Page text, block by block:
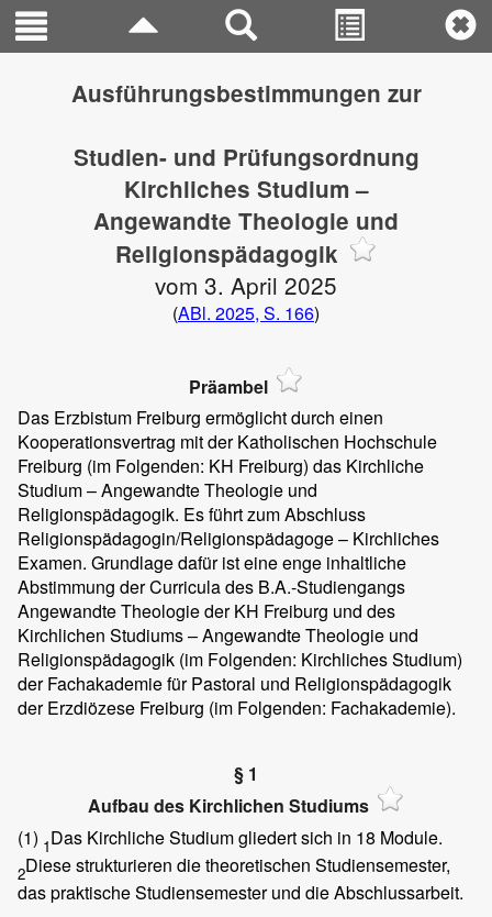
Ausführungsbestimmungen zur
Studien- und Prüfungsordnung
Kirchliches Studium –
Angewandte Theologie und
Religionspädagogik
vom 3. April 2025
(ABl. 2025, S. 166)
Präambel
Das Erzbistum Freiburg ermöglicht durch einen
Kooperationsvertrag mit der Katholischen Hochschule
Freiburg (im Folgenden: KH Freiburg) das Kirchliche
Studium – Angewandte Theologie und
Religionspädagogik. Es führt zum Abschluss
Religionspädagogin/Religionspädagoge – Kirchliches
Examen. Grundlage dafür ist eine enge inhaltliche
Abstimmung der Curricula des B.A.-Studiengangs
Angewandte Theologie der KH Freiburg und des
Kirchlichen Studiums – Angewandte Theologie und
Religionspädagogik (im Folgenden: Kirchliches Studium)
der Fachakademie für Pastoral und Religionspädagogik
der Erzdiözese Freiburg (im Folgenden: Fachakademie).
§ 1
Aufbau des Kirchlichen Studiums
(1) 1Das Kirchliche Studium gliedert sich in 18 Module.
2Diese strukturieren die theoretischen Studiensemester,
das praktische Studiensemester und die Abschlussarbeit.